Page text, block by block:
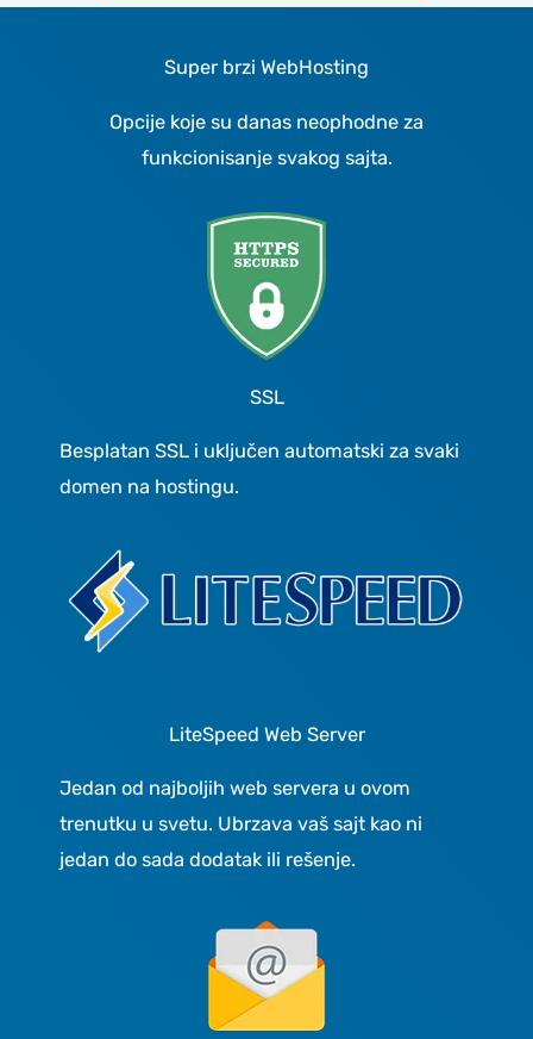
Super brzi WebHosting
Opcije koje su danas neophodne za
funkcionisanje svakog sajta.
SSL
Besplatan SSL i uključen automatski za svaki
domen na hostingu.
LiteSpeed Web Server
Jedan od najboljih web servera u ovom
trenutku u svetu. Ubrzava vaš sajt kao ni
jedan do sada dodatak ili rešenje.